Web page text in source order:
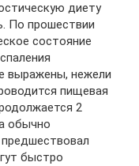
диету
По прошествии
состояние
выражены, нежели
пищевая
2
обычно
быстро